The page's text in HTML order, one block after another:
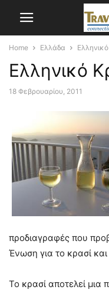
Home Ελλάδα
Ελληνικό
18 Φεβρουαρίου, 2011
προδιαγραφές που
Ένωση για το κρασί
Το κρασί αποτελεί